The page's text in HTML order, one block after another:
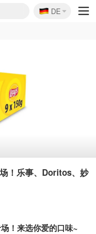
折
🇩🇪
DE
！乐事、Doritos、妙
！来选你爱的口味~